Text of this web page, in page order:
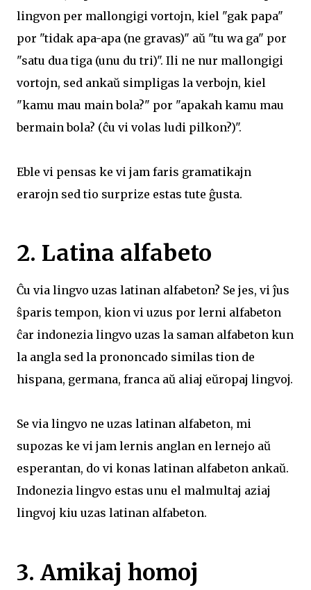
lingvon per mallongigi vortojn, kiel "gak papa"
por "tidak apa-apa (ne gravas)" aŭ "tu wa ga" por
"satu dua tiga (unu du tri)". Ili ne nur mallongigi
vortojn, sed ankaŭ simpligas la verbojn, kiel
"kamu mau main bola?" por "apakah kamu mau
bermain bola? (ĉu vi volas ludi pilkon?)".
Eble vi pensas ke vi jam faris gramatikajn
erarojn sed tio surprize estas tute ĝusta.
2. Latina alfabeto
Ĉu via lingvo uzas latinan alfabeton? Se jes, vi ĵus
ŝparis tempon, kion vi uzus por lerni alfabeton
ĉar indonezia lingvo uzas la saman alfabeton kun
la angla sed la prononcado similas tion de
hispana, germana, franca aŭ aliaj eŭropaj lingvoj.
Se via lingvo ne uzas latinan alfabeton, mi
supozas ke vi jam lernis anglan en lernejo aŭ
esperantan, do vi konas latinan alfabeton ankaŭ.
Indonezia lingvo estas unu el malmultaj aziaj
lingvoj kiu uzas latinan alfabeton.
3. Amikaj homoj